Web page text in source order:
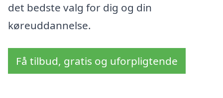
det bedste valg for dig og din
køreuddannelse.
Få tilbud, gratis og uforpligtende